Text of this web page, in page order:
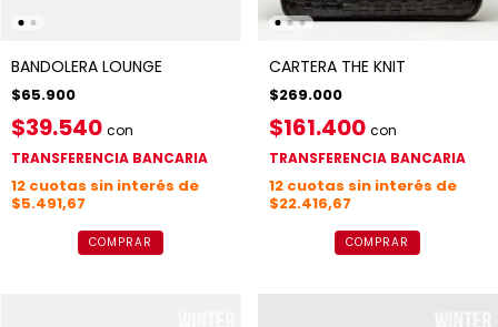
BANDOLERA LOUNGE
$65.900
$39.540 con
TRANSFERENCIA BANCARIA
12 cuotas sin interés de
$5.491,67
COMPRAR
CARTERA THE KNIT
$269.000
$161.400 con
TRANSFERENCIA BANCARIA
12 cuotas sin interés de
$22.416,67
COMPRAR